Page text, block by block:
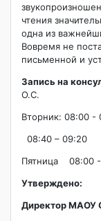
чтения
одна из
Вовремя не
письменной и
Запись на
О.С.
Вторник: 08:00 -
08:40 – 09:20
Пятница 08:00
Утверждено:
Директор